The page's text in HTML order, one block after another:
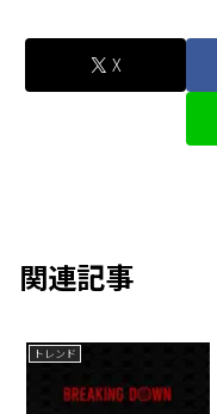
X
関連記事
トレンド